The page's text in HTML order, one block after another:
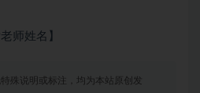
师姓名】
殊说明或标注，均为本站原创发